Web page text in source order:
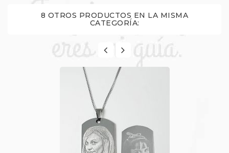
8 OTROS PRODUCTOS EN LA MISMA
CATEGORÍA: